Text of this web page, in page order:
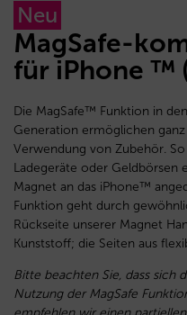
Neu
MagSafe-
für iPhone ™
Die MagSafe™ Funktion in
Generation ermöglichen
Verwendung von Zubehör.
Ladegeräte oder Geldbörsen
Magnet an das iPhone™
Funktion geht durch
Rückseite unserer Magnet
Kunststoff; die Seiten aus
Bitte beachten Sie, dass sich
Nutzung der MagSafe